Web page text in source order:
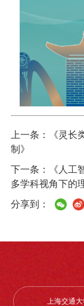
上一条：
《灵长
制》
下一条：
《人工
多学科视角下的
分享到：
上海交通